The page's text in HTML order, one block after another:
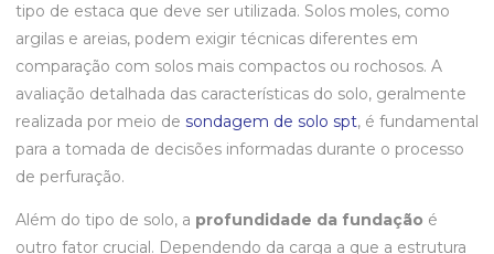
tipo de estaca que deve ser utilizada. Solos moles, como
argilas e areias, podem exigir técnicas diferentes em
comparação com solos mais compactos ou rochosos. A
avaliação detalhada das características do solo, geralmente
realizada por meio de sondagem de solo spt, é fundamental
para a tomada de decisões informadas durante o processo
de perfuração.
Além do tipo de solo, a profundidade da fundação é
outro fator crucial. Dependendo da carga a que a estrutura